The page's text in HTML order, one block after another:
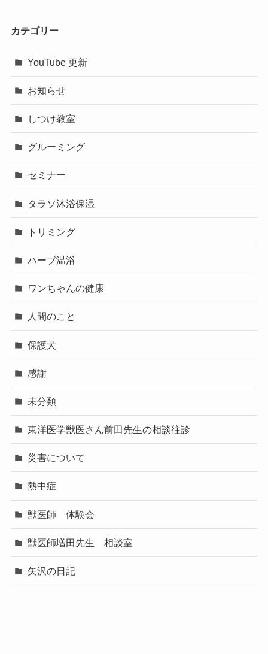
カテゴリー
YouTube 更新
お知らせ
しつけ教室
グルーミング
セミナー
タラソ沐浴保湿
トリミング
ハーブ温浴
ワンちゃんの健康
人間のこと
保護犬
感謝
未分類
東洋医学獣医さん前田先生の相談往診
災害について
熱中症
獣医師 体験会
獣医師増田先生 相談室
矢沢の日記